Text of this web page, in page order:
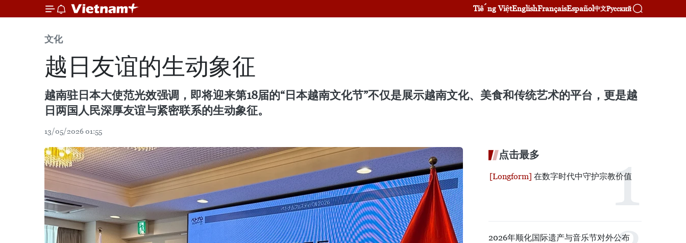
Tiếng ViệtEnglishFrançaisEspañol中文Русский
文化
越日友谊的生动象征
越南驻日本大使范光效强调，即将迎来第18届的“日本越南文化节”不仅是展示越南文化、美食和传统艺术的平台，更是越
日两国人民深厚友谊与紧密联系的生动象征。
13/05/2026 01:55
点击最多
在数字时代中守护宗教价值
2026年顺化国际遗产与音乐节对外公布